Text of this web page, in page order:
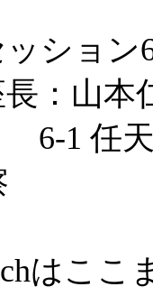
ッショ
仁志
のマ
はこ